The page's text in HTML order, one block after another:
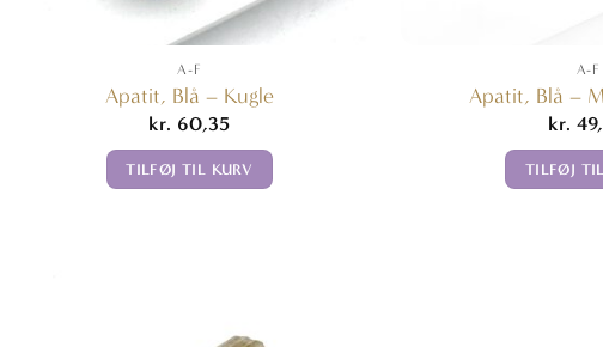
A-F
Apatit, Blå – Kugle
kr. 60,35
TILFØJ TIL KURV
A-F
Apatit, Blå –
kr.
TILFØJ